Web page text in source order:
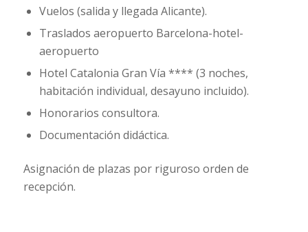
Vuelos (salida y llegada Alicante).
Traslados aeropuerto Barcelona-hotel-
aeropuerto
Hotel Catalonia Gran Vía **** (3 noches,
habitación individual, desayuno incluido).
Honorarios consultora.
Documentación didáctica.
Asignación de plazas por riguroso orden de
recepción.